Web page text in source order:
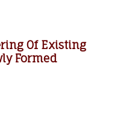
Of Existing
Formed